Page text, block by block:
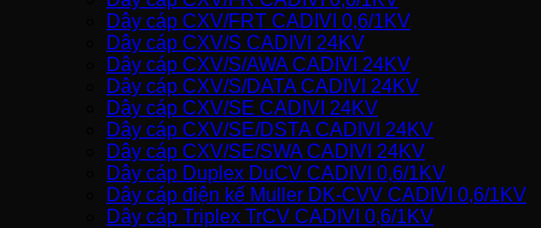
Dây cáp CXV/FRT CADIVI 0,6/1KV
Dây cáp CXV/S CADIVI 24KV
Dây cáp CXV/S/AWA CADIVI 24KV
Dây cáp CXV/S/DATA CADIVI 24KV
Dây cáp CXV/SE CADIVI 24KV
Dây cáp CXV/SE/DSTA CADIVI 24KV
Dây cáp CXV/SE/SWA CADIVI 24KV
Dây cáp Duplex DuCV CADIVI 0,6/1KV
Dây cáp điện kế Muller DK-CVV CADIVI 0,6/1KV
Dây cáp Triplex TrCV CADIVI 0,6/1KV